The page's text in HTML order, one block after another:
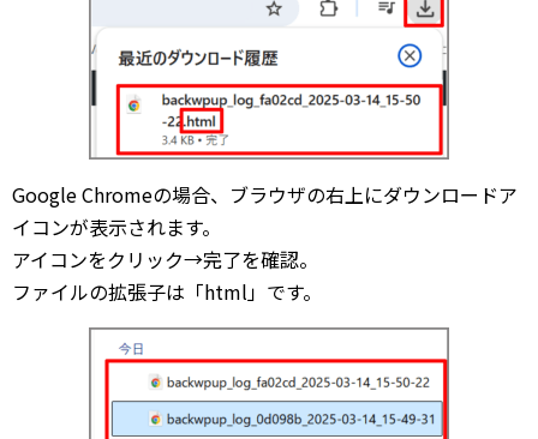
Google Chromeの場合、ブラウザの右上にダウンロードア
イコンが表示されます。
アイコンをクリック→完了を確認。
ファイルの拡張子は「html」です。